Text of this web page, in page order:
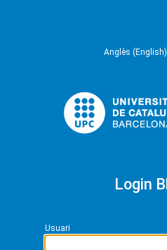
Anglès (English)
Login
Usuari